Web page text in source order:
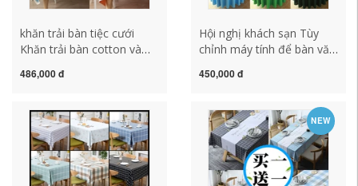
khăn trải bàn tiệc cưới
Khăn trải bàn cotton và
chống thấm dầu khăn trải
sáng sang trọng cao cấp
bàn trà khăn trải bàn hình
chữ nhật đơn giản Bắc Âu
khăn trải bàn đại hội khăn
trải bàn gỗ phòng khách
486,000 đ
Hội nghị khách sạn Tùy
chỉnh máy tính để bàn văn
áo dài bàn vuông có dấu
váy dài bảng khăn trải bàn
khăn trải bàn ăn cao cấp
450,000 đ
NEW